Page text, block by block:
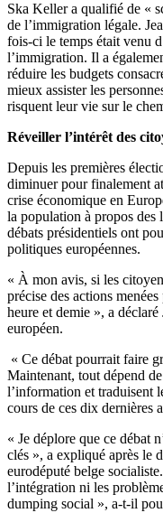
Ska Keller a qualifié de «
de l’immigration légale.
fois-ci le temps était venu
l’immigration. Il a
réduire les budgets
mieux assister les
risquent leur vie sur le
Réveiller l’intérêt des
Depuis les premières
diminuer pour finalement
crise économique en
la population à propos des
débats présidentiels ont
politiques européennes.
« À mon avis, si les
précise des actions
heure et demie », a
européen.
« Ce débat pourrait faire
Maintenant, tout dépend
l’information et traduisent
cours de ces dix dernières
« Je déplore que ce débat
clés », a expliqué après le
eurodéputé belge
l’intégration ni les
dumping social », a-t-il